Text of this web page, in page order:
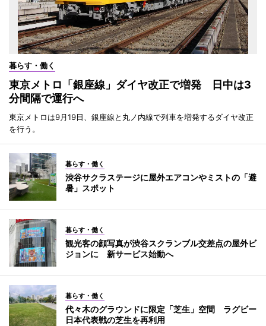
暮らす・働く
東京メトロ「銀座線」ダイヤ改正で増発 日中は3
分間隔で運行へ
東京メトロは9月19日、銀座線と丸ノ内線で列車を増発するダイヤ改正
を行う。
暮らす・働く
渋谷サクラステージに屋外エアコンやミストの「避
暑」スポット
暮らす・働く
観光客の顔写真が渋谷スクランブル交差点の屋外ビ
ジョンに 新サービス始動へ
暮らす・働く
代々木のグラウンドに限定「芝生」空間 ラグビー
日本代表戦の芝生を再利用